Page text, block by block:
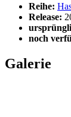
Reihe:
Release:
noch
Galerie